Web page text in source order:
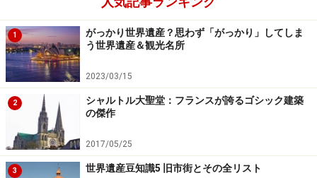
自然遺産については、各国から推薦された物件が世界遺
産にふさわしいものかどうかIUCN（国際自然保護連合）
が現地調査を含む専門調査を行い、評価報告書を作成し
て、登録・情報照会（3年以内に追加情報を提出すれば
再審議が可能）・登録延期（推薦書の提出からやり直
し）・不登録の4段階の勧告を行う。
この報告書をもとに、毎年1度開催される世界遺産委員
会が4段階のいずれかの決議を行い、登録決議を受けた
1
がっかり世界遺産？思わず「がっかり」してしま
う世界遺産＆観光名所
2023/03/15
2
シャルトル大聖堂：フランスが誇るゴシック建築
の傑作
2017/05/25
3 世界遺産豆知識5 旧市街とその全リスト